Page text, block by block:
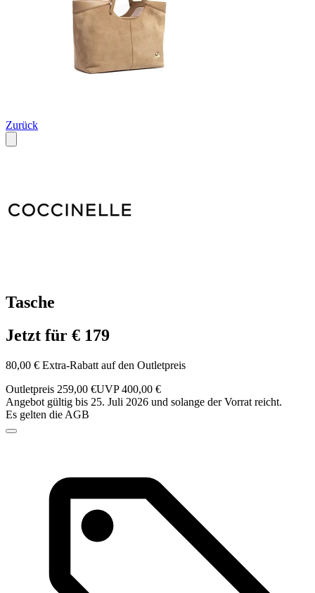
Zurück
Tasche
Jetzt für € 179
80,00 € Extra-Rabatt auf den Outletpreis
Outletpreis 259,00 €UVP 400,00 €
Angebot gültig bis 25. Juli 2026 und solange der Vorrat reicht.
Es gelten die AGB